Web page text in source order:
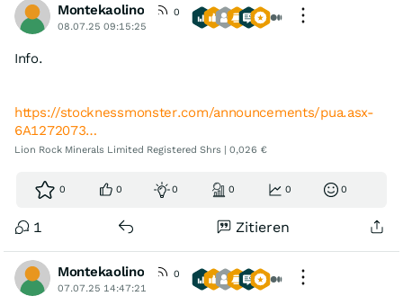
Montekaolino
0
08.07.25 09:15:25
Info.
https://stocknessmonster.com/announcements/pua.asx-
6A1272073…
Lion Rock Minerals Limited Registered Shrs | 0,026 €
0 0 0 0 0 0
1 Zitieren
Montekaolino
0
07.07.25 14:47:21